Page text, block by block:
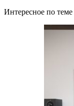
Интересное по теме